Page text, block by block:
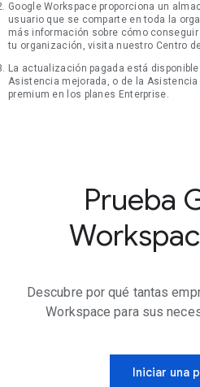
Google Workspace proporciona un
usuario que se comparte en toda la
más información sobre cómo
tu organización, visita nuestro Centro
La actualización pagada está
Asistencia mejorada, o de la
premium en los planes Enterprise.
Prueba
Descubre por qué tantas
Workspace para sus
Iniciar una